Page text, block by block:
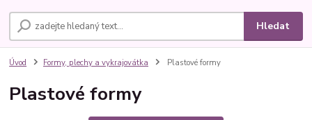
Hledat
Úvod Formy, plechy a vykrajovátka Plastové formy
Plastové formy